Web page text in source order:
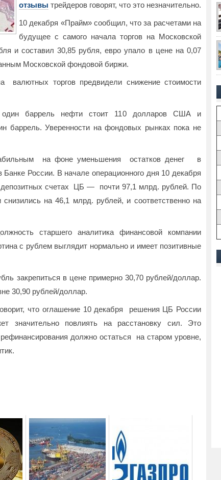
отзывы трейдеров говорят, что это незначительно.
10 декабря «Прайм» сообщил, что за расчетами на
будущее с самого начала торгов на Московской
и составил 30,85 рубля, евро упало в цене на 0,07
Московской фондовой биржи.
валютных торгов предвидели снижение стоимости
баррель нефти стоит 110 долларов США и
баррель. Уверенности на фондовых рынках пока не
на фоне уменьшения остатков денег в
Банке России. В начале операционного дня 10 декабря
депозитных счетах ЦБ — почти 97,1 млрд. рублей. По
на 46,1 млрд. рублей, и соответственно на
старшего аналитика финансовой компании
с рублем выглядит нормально и имеет позитивные
закрепиться в цене примерно 30,70 рублей/доллар.
30,90 рублей/доллар.
что оглашение 10 декабря решения ЦБ России
значительно повлиять на расстановку сил. Это
должно остаться на старом уровне,